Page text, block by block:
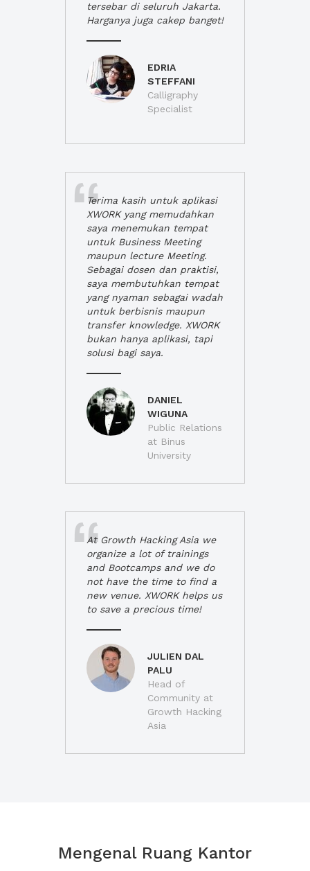
tersebar di seluruh Jakarta.
Harganya juga cakep banget!
EDRIA
STEFFANI
Calligraphy
Specialist
Terima kasih untuk aplikasi
XWORK yang memudahkan
saya menemukan tempat
untuk Business Meeting
maupun lecture Meeting.
Sebagai dosen dan praktisi,
saya membutuhkan tempat
yang nyaman sebagai wadah
untuk berbisnis maupun
transfer knowledge. XWORK
bukan hanya aplikasi, tapi
solusi bagi saya.
DANIEL
WIGUNA
Public Relations
at Binus
University
At Growth Hacking Asia we
organize a lot of trainings
and Bootcamps and we do
not have the time to find a
new venue. XWORK helps us
to save a precious time!
JULIEN DAL
PALU
Head of
Community at
Growth Hacking
Asia
Mengenal Ruang Kantor